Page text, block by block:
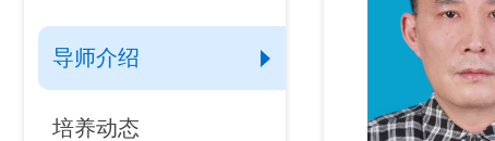
导师介绍
培养动态